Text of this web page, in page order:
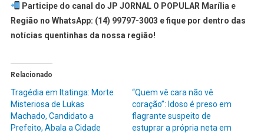
Participe do canal do JP JORNAL O POPULAR Marília e
Região no WhatsApp: (14) 99797-3003 e fique por dentro das
notícias quentinhas da nossa região!
Relacionado
Tragédia em Itatinga: Morte
Misteriosa de Lukas
Machado, Candidato a
Prefeito, Abala a Cidade
“Quem vê cara não vê
coração”: Idoso é preso em
flagrante suspeito de
estuprar a própria neta em